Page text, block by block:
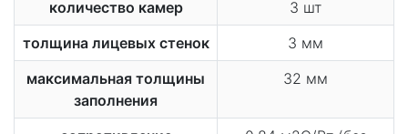
количество камер
3 шт
толщина лицевых стенок
3 мм
максимальная толщины
заполнения
32 мм